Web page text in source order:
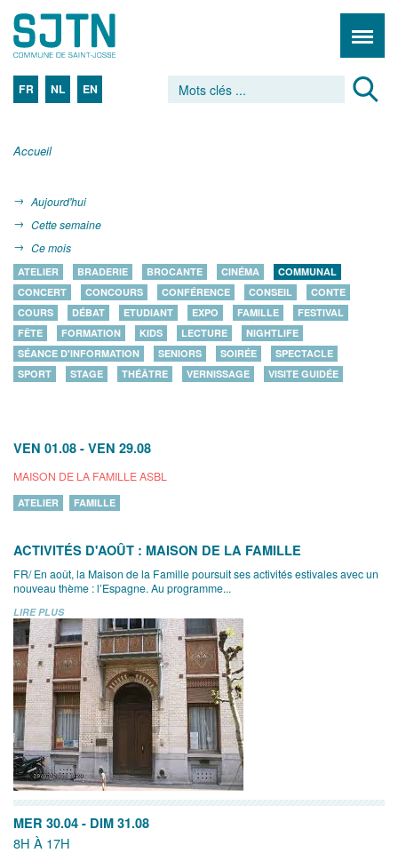
FR NL EN
Accueil
Aujourd'hui
Cette semaine
Ce mois
ATELIER BRADERIE BROCANTE CINÉMA
COMMUNAL
CONCERT
CONCOURS CONFÉRENCE CONSEIL
CONTE
COURS
DÉBAT ETUDIANT EXPO FAMILLE
FESTIVAL
FÊTE
FORMATION KIDS LECTURE
NIGHTLIFE
SÉANCE D'INFORMATION
SENIORS SOIRÉE
SPECTACLE
SPORT
STAGE THÉÂTRE VERNISSAGE VISITE GUIDÉE
VEN 01.08 - VEN 29.08
MAISON DE LA FAMILLE ASBL
ATELIER FAMILLE
ACTIVITÉS D'AOÛT : MAISON DE LA FAMILLE
FR/ En août, la Maison de la Famille poursuit ses activités estivales avec un
nouveau thème : l’Espagne. Au programme...
LIRE PLUS
MER 30.04 - DIM 31.08
8H À 17H